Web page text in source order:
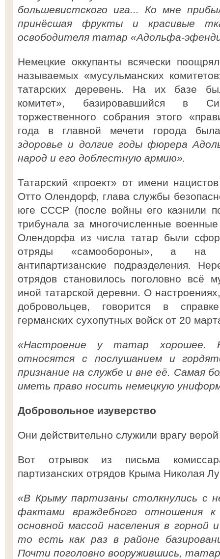
большевистского ига... Ко мне
принёсшая фрукты и красивые
освободителя татар «Адольфа-
Немецкие оккупанты всячески
называемых «мусульманских
татарских деревень. На их базе
комитет», базировавшийся в
торжественного собрания этого
года в главной мечети города
здоровье и долгие годы фюрера
народ и его доблестную армию».
Татарский «проект» от имени
Отто Олендорф, глава службы
юге СССР (после войны его казнили
трибунала за многочисленные
Олендорфа из числа татар были
отряды «самообороны», а на
антипартизанские подразделения.
отрядов становилось поголовно всё
иной татарской деревни. О
добровольцев, говорится в
германских сухопутных войск от 20
«Настроение у татар хорошее. К
относятся с послушанием и
признание на службе и вне её. Самая
иметь право носить немецкую
Добровольное изуверство
Они действительно служили врагу
Вот отрывок из письма
партизанских отрядов Крыма Николая
«В Крыму партизаны столкнулись с
фактами враждебного отношения
основной массой населения в горной
то есть как раз в районе
Почти поголовно вооружившись,